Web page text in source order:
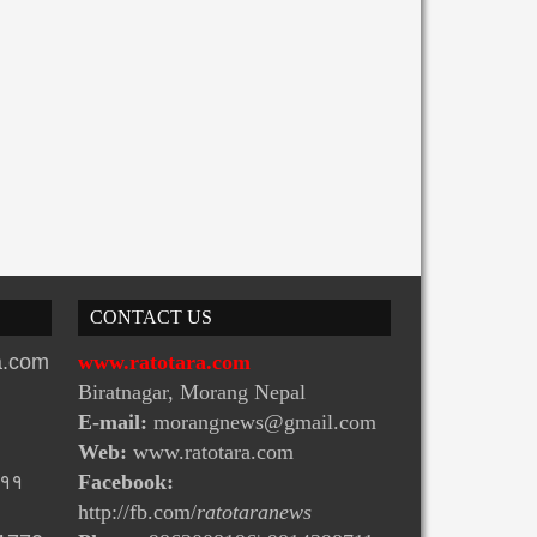
CONTACT US
www.ratotara.com
Biratnagar, Morang Nepal
E-mail: morangnews@gmail.com
Web: www.ratotara.com
Facebook:
http://fb.com/ratotaranews